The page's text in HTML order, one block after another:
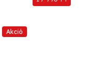
Akció